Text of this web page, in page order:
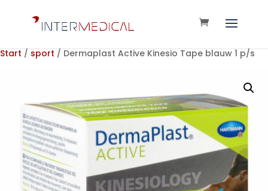
Start / sport / Dermaplast Active Kinesio Tape blauw 1 p/s